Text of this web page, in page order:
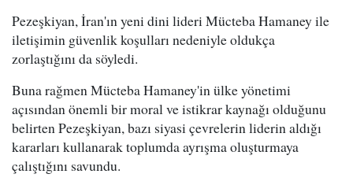
Pezeşkiyan, İran'ın yeni dini lideri Mücteba Hamaney ile
iletişimin güvenlik koşulları nedeniyle oldukça
zorlaştığını da söyledi.
Buna rağmen Mücteba Hamaney'in ülke yönetimi
açısından önemli bir moral ve istikrar kaynağı olduğunu
belirten Pezeşkiyan, bazı siyasi çevrelerin liderin aldığı
kararları kullanarak toplumda ayrışma oluşturmaya
çalıştığını savundu.